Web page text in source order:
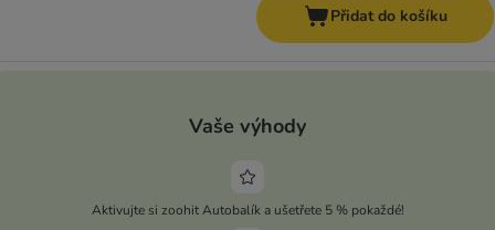
Přidat do košíku
Vaše výhody
Aktivujte si zoohit Autobalík a ušetřete 5 % pokaždé!